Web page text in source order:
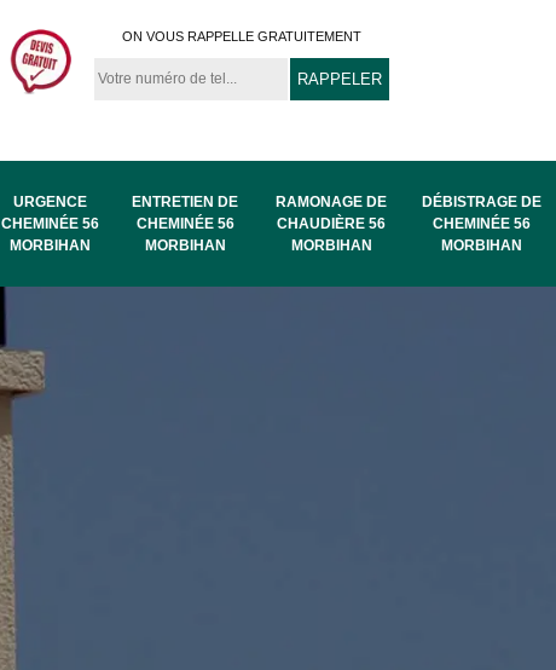
ON VOUS RAPPELLE GRATUITEMENT
URGENCE
CHEMINÉE 56
MORBIHAN
ENTRETIEN DE
CHEMINÉE 56
MORBIHAN
RAMONAGE DE
CHAUDIÈRE 56
MORBIHAN
DÉBISTRAGE DE
CHEMINÉE 56
MORBIHAN